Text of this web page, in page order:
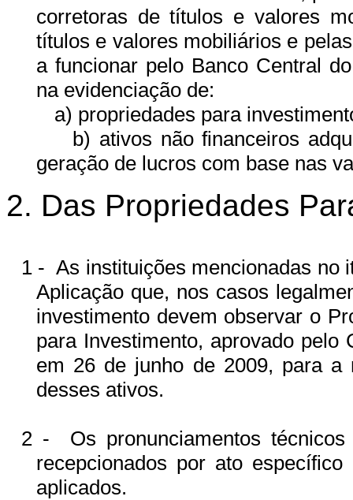
corretoras de títulos e valores
títulos e valores mobiliários e
a funcionar pelo Banco Central
na evidenciação de:
a) propriedades para
b) ativos não financeiros
geração de lucros com base nas
2. Das Propriedades
1 - As instituições mencionadas no
Aplicação que, nos casos
investimento devem observar o
para Investimento, aprovado pelo
em 26 de junho de 2009, para a
desses ativos.
2 -
Os pronunciamentos
recepcionados por ato
aplicados.